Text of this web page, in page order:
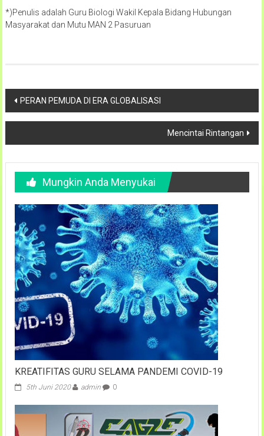
*)Penulis adalah Guru Biologi Wakil Kepala Bidang Hubungan
Masyarakat dan Mutu MAN 2 Pasuruan
Navigasi
pos
PERAN PEMUDA DI ERA GLOBALISASI
Mencintai Rintangan
Mungkin Anda Menyukai
KREATIFITAS GURU SELAMA PANDEMI COVID-19
5th Juni 2020 admin 0